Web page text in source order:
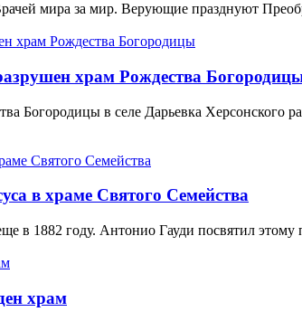
мира за мир. Верующие празднуют
храм Рождества
Богородицы в селе Дарьевка
в храме Святого Семейства
в 1882 году. Антонио Гауди посвятил
храм